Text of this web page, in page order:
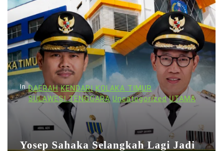
In DAERAH KENDARI KOLAKA TIMUR
SULAWESI TENGGARA Uncategorized UTAMA
Yosep Sahaka Selangkah Lagi Jadi